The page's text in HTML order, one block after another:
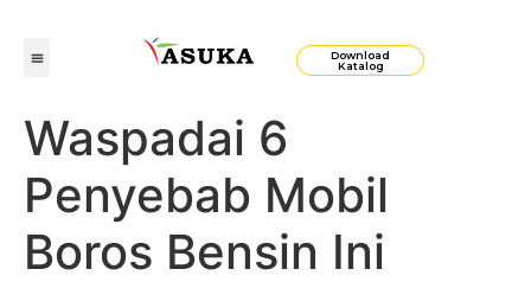
Download
Katalog
Waspadai 6
Penyebab Mobil
Boros Bensin Ini